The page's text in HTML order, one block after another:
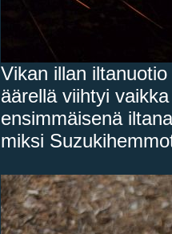
Vikan illan
äärellä viihtyi
ensimmäisenä
miksi